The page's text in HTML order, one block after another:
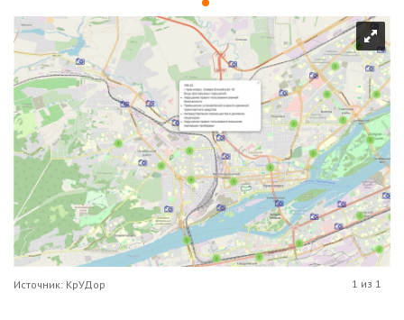
Источник: КрУДор 1 из 1